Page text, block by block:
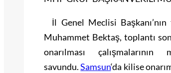
İl Genel Meclisi
Muhammet Bektaş, toplantı
onarılması
savundu.Samsun‘da kilise